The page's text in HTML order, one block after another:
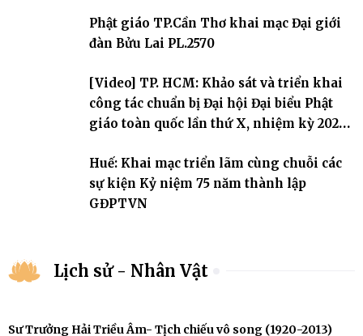
thứ I, thể hiện sự quan tâm đối với công tác truyền giới, đào tạo
Tăng tài và tiếp nối mạng mạch Tăng-g
Phật giáo TP.Cần Thơ khai mạc Đại giới
đàn Bửu Lai PL.2570
[Video] TP. HCM: Khảo sát và triển khai
công tác chuẩn bị Đại hội Đại biểu Phật
giáo toàn quốc lần thứ X, nhiệm kỳ 2026-
Huế: Khai mạc triển lãm cùng chuỗi các
sự kiện Kỷ niệm 75 năm thành lập
GĐPTVN
Lịch sử - Nhân Vật
Sư Trưởng Hải Triều Âm- Tịch chiếu vô song (1920-2013)